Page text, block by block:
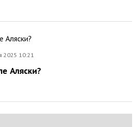
2025 10:21
Аляски?